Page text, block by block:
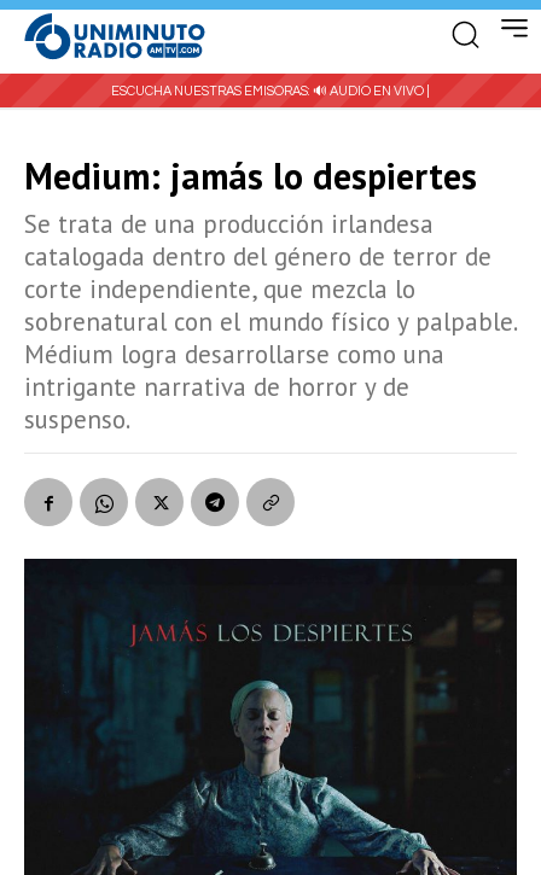
ESCUCHA NUESTRAS EMISORAS: 🔊 AUDIO EN VIVO |
Medium: jamás lo despiertes
Se trata de una producción irlandesa
catalogada dentro del género de terror de
corte independiente, que mezcla lo
sobrenatural con el mundo físico y palpable.
Médium logra desarrollarse como una
intrigante narrativa de horror y de
suspenso.